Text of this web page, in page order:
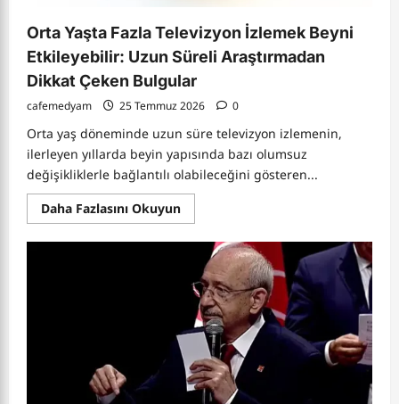
Orta Yaşta Fazla Televizyon İzlemek Beyni
Etkileyebilir: Uzun Süreli Araştırmadan
Dikkat Çeken Bulgular
cafemedyam 25 Temmuz 2026 0
Orta yaş döneminde uzun süre televizyon izlemenin,
ilerleyen yıllarda beyin yapısında bazı olumsuz
değişikliklerle bağlantılı olabileceğini gösteren...
Daha Fazlasını OkuyunRead
more
Orta
Yaşta
Fazla
Televizyon
İzlemek
Beyni
Etkileyebilir:
Uzun
Süreli
Araştırmadan
Dikkat
Çeken
Bulgular